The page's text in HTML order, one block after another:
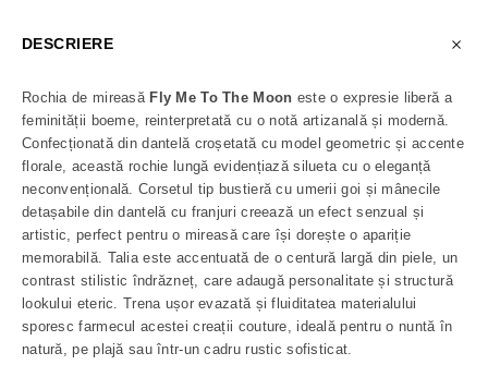
DESCRIERE
Rochia de mireasă Fly Me To The Moon este o expresie liberă a
feminității boeme, reinterpretată cu o notă artizanală și modernă.
Confecționată din dantelă croșetată cu model geometric și accente
florale, această rochie lungă evidențiază silueta cu o eleganță
neconvențională. Corsetul tip bustieră cu umerii goi și mânecile
detașabile din dantelă cu franjuri creează un efect senzual și
artistic, perfect pentru o mireasă care își dorește o apariție
memorabilă. Talia este accentuată de o centură largă din piele, un
contrast stilistic îndrăzneț, care adaugă personalitate și structură
lookului eteric. Trena ușor evazată și fluiditatea materialului
sporesc farmecul acestei creații couture, ideală pentru o nuntă în
natură, pe plajă sau într-un cadru rustic sofisticat.